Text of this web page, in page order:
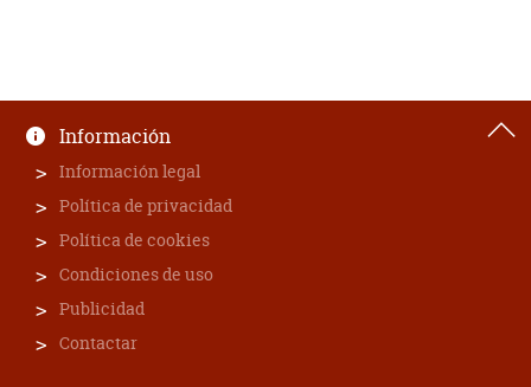
Información
Información legal
Política de privacidad
Política de cookies
Condiciones de uso
Publicidad
Contactar